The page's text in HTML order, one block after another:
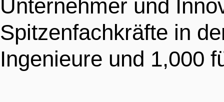
Unternehmer und
Spitzenfachkräfte in
Ingenieure und 1,000